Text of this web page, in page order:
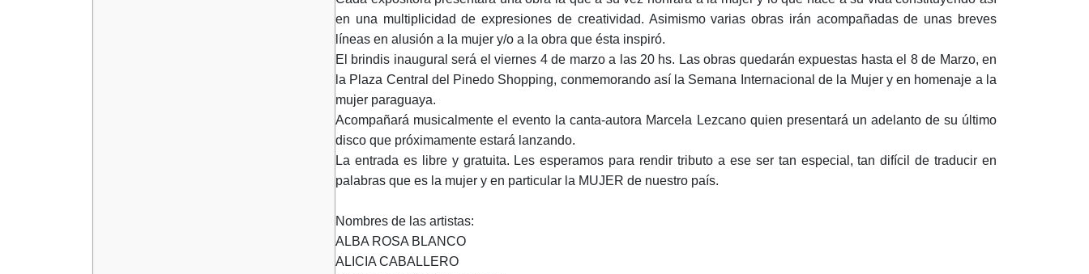
en una multiplicidad de expresiones de creatividad. Asimismo varias obras irán acompañadas de unas breves
líneas en alusión a la mujer y/o a la obra que ésta inspiró.
El brindis inaugural será el viernes 4 de marzo a las 20 hs. Las obras quedarán expuestas hasta el 8 de Marzo, en
la Plaza Central del Pinedo Shopping, conmemorando así la Semana Internacional de la Mujer y en homenaje a la
mujer paraguaya.
Acompañará musicalmente el evento la canta-autora Marcela Lezcano quien presentará un adelanto de su último
disco que próximamente estará lanzando.
La entrada es libre y gratuita. Les esperamos para rendir tributo a ese ser tan especial, tan difícil de traducir en
palabras que es la mujer y en particular la MUJER de nuestro país.
Nombres de las artistas:
ALBA ROSA BLANCO
ALICIA CABALLERO